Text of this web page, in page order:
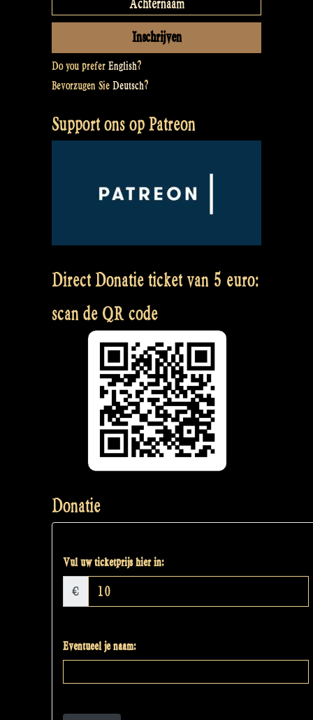
Do you prefer English?
Bevorzugen Sie Deutsch?
Support ons op Patreon
Direct Donatie ticket van 5 euro:
scan de QR code
Donatie
Vul uw ticketprijs hier in:
€
Eventueel je naam: